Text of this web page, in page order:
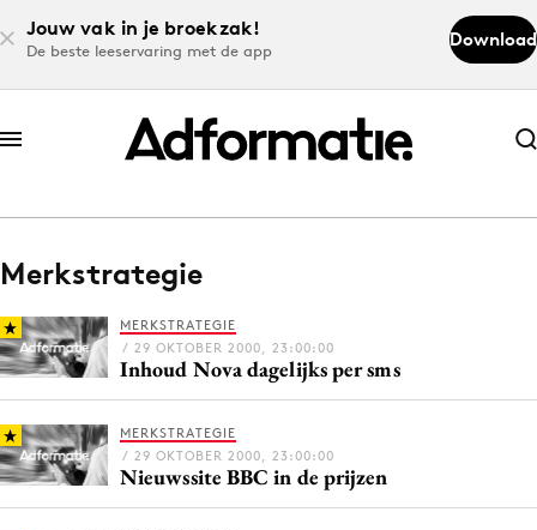
Jouw vak in je broekzak!
De beste leeservaring met de app
Download
Abonneer nu
Abonneer nu
Log in
Download de app
Volg het laatste nieuws via de Adformatie
Nieuws app
Merkstrategie
MERKSTRATEGIE
/ 29 OKTOBER 2000, 23:00:00
Inhoud Nova dagelijks per sms
MERKSTRATEGIE
/ 29 OKTOBER 2000, 23:00:00
Nieuwssite BBC in de prijzen